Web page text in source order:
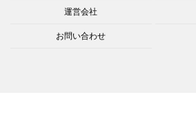
運営会社
お問い合わせ